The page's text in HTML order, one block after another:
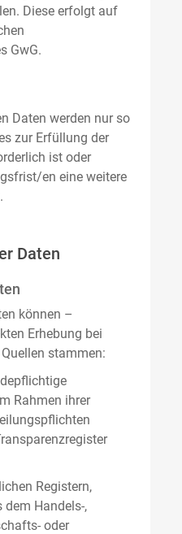
Diese erfolgt auf
GwG.
Daten werden nur so
zur Erfüllung der
ist oder
en eine weitere
Daten
können –
Erhebung bei
stammen:
Rahmen ihrer
Registern,
dem Handels-,
oder